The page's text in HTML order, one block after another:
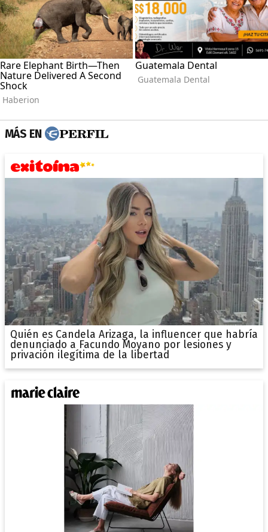
MÁS EN
Quién es Candela Arizaga, la influencer que habría
denunciado a Facundo Moyano por lesiones y
privación ilegítima de la libertad